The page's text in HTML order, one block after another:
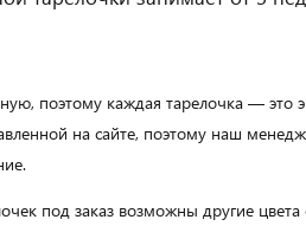
поэтому каждая тарелочка — это
на сайте, поэтому наш
под заказ возможны другие